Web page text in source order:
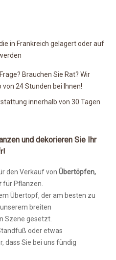
in Frankreich gelagert oder auf
Brauchen Sie Rat? Wir
24 Stunden bei Ihnen!
innerhalb von 30 Tagen
und dekorieren Sie Ihr
den Verkauf von Übertöpfen,
für Pflanzen.
Übertopf, der am besten zu
breiten
Szene gesetzt.
oder etwas
dass Sie bei uns fündig